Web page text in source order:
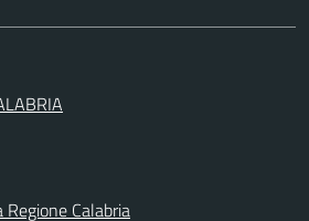
Calabria